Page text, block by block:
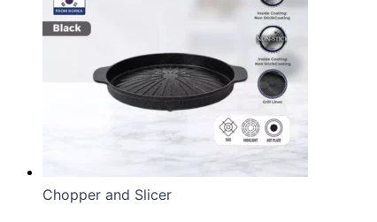
Chopper and Slicer